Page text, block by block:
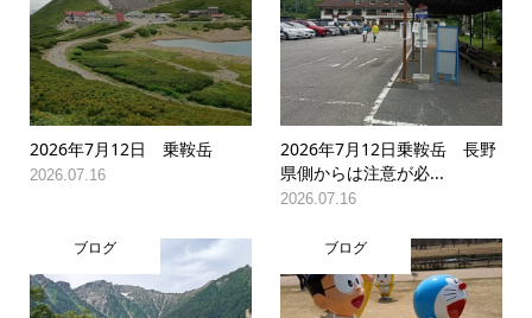
2026年7月12日 乗鞍岳
2026.07.16
2026年7月12日乗鞍岳 長野
県側からは注意が必...
2026.07.16
ブログ ブログ